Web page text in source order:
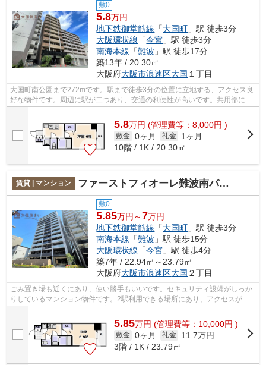
敷0
5.8万円
地下鉄御堂筋線 「大国町 」駅 徒歩3分
大阪環状線 「今宮 」駅 徒歩3分
南海本線 「難波 」駅 徒歩17分
築13年 / 20.30㎡
大阪府大阪市浪速区大国 １丁目
大国町南公園まで272mです。駅まで徒歩3分の位置に立地する、アクセス良
好な物件です。周辺に駅が二つあり、交通の利便性が高いです。共用部には
5.8万円 (管理費等：8,000円 )
敷金 0ヶ月 礼金
1ヶ月
10階 / 1K / 20.30㎡
賃貸 | マンション ファーストフィオーレ難波南パークサイド
敷0
5.85万円～7万円
地下鉄御堂筋線 「大国町 」駅 徒歩3分
南海本線 「難波 」駅 徒歩15分
大阪環状線 「今宮 」駅 徒歩4分
築7年 / 22.94㎡～23.79㎡
大阪府大阪市浪速区大国 ２丁目
ごみ置き場も近くにあり、使い勝手もいいです。セキュリティ設備がしっか
りしているマンション物件です。2駅利用できる場所にあり、アクセスが便
5.85万円 (管理費等：10,000円 )
敷金 0ヶ月 礼金
11.7万円
3階 / 1K / 23.79㎡